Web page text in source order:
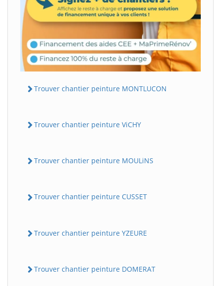
Trouver chantier peinture MONTLUCON
Trouver chantier peinture ViCHY
Trouver chantier peinture MOULiNS
Trouver chantier peinture CUSSET
Trouver chantier peinture YZEURE
Trouver chantier peinture DOMERAT